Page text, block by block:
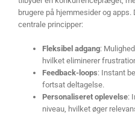
brugere på hjemmesider og
centrale principper:
Fleksibel adgang:
hvilket eliminerer
Feedback-loops: Instant
fortsat deltagelse.
Personaliseret oplevelse:
niveau, hvilket øger